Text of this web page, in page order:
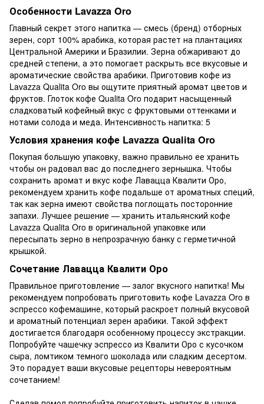
Особенности Lavazza Oro
Главный секрет этого напитка — смесь (бренд) отборных
зерен, сорт 100% арабика, которая растет на плантациях
Центральной Америки и Бразилии. Зерна обжаривают до
средней степени, а это помогает раскрыть все вкусовые и
ароматические свойства арабики. Приготовив кофе из
Lavazza Qualita Oro вы ощутите приятный аромат цветов и
фруктов. Глоток кофе Qualita Oro подарит насыщенный
сладковатый кофейный вкус с фруктовыми оттенками и
нотами солода и меда. Интенсивность напитка: 5
Условия хранения кофе Lavazza Qualita Oro
Покупая большую упаковку, важно правильно ее хранить
чтобы он радовал вас до последнего зернышка. Чтобы
сохранить аромат и вкус кофе Лавацца Квалити Оро,
рекомендуем хранить кофе подальше от ароматных специй,
так как зерна имеют свойства поглощать посторонние
запахи. Лучшее решение — хранить итальянский кофе
Lavazza Qualita Oro в оригинальной упаковке или
пересыпать зерно в непрозрачную банку с герметичной
крышкой.
Сочетание Лавацца Квалити Оро
Правильное приготовление — залог вкусного напитка! Мы
рекомендуем попробовать приготовить кофе Lavazza Oro в
эспрессо кофемашине, который раскроет полный вкусовой
и ароматный потенциал зерен арабики. Такой эффект
достигается благодаря особенному процессу экстракции.
Попробуйте чашечку эспрессо из Квалити Оро с кусочком
сыра, ломтиком темного шоколада или сладким десертом.
Это порадует ваши вкусовые рецепторы невероятным
сочетанием!